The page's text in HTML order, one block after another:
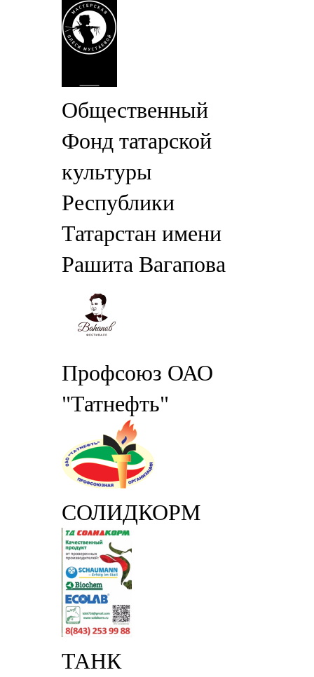
Общественный
Фонд татарской
культуры
Республики
Татарстан имени
Рашита Вагапова
Профсоюз ОАО
"Татнефть"
СОЛИДКОРМ
ТАНК